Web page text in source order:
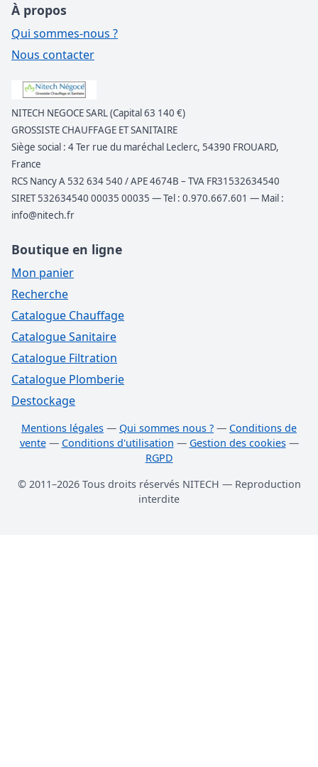
À propos
Qui sommes-nous ?
Nous contacter
NITECH NEGOCE SARL (Capital 63 140 €)
GROSSISTE CHAUFFAGE ET SANITAIRE
Siège social : 4 Ter rue du maréchal Leclerc, 54390 FROUARD,
France
RCS Nancy A 532 634 540 / APE 4674B – TVA FR31532634540
SIRET 532634540 00035 00035 — Tel : 0.970.667.601 — Mail :
info@nitech.fr
Boutique en ligne
Mon panier
Recherche
Catalogue Chauffage
Catalogue Sanitaire
Catalogue Filtration
Catalogue Plomberie
Destockage
Mentions légales — Qui sommes nous ? — Conditions de
vente— Conditions d'utilisation — Gestion des cookies—
RGPD
© 2011–2026 Tous droits réservés NITECH — Reproduction
interdite